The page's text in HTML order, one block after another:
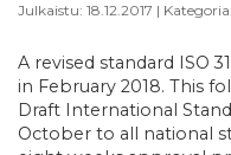
Julkaistu: 18.12.2017 | Kategoria:
A revised standard ISO
in February 2018. This
Draft International
October to all national